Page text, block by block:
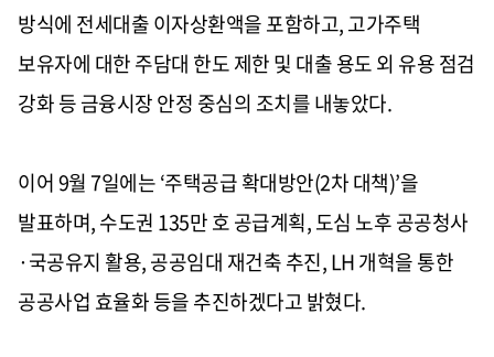
방식에 전세대출 이자상환액을 포함하고, 고가주택
보유자에 대한 주담대 한도 제한 및 대출 용도 외 유용 점검
강화 등 금융시장 안정 중심의 조치를 내놓았다.
이어 9월 7일에는 ‘주택공급 확대방안(2차 대책)’을
발표하며, 수도권 135만 호 공급계획, 도심 노후 공공청사
·국공유지 활용, 공공임대 재건축 추진, LH 개혁을 통한
공공사업 효율화 등을 추진하겠다고 밝혔다.